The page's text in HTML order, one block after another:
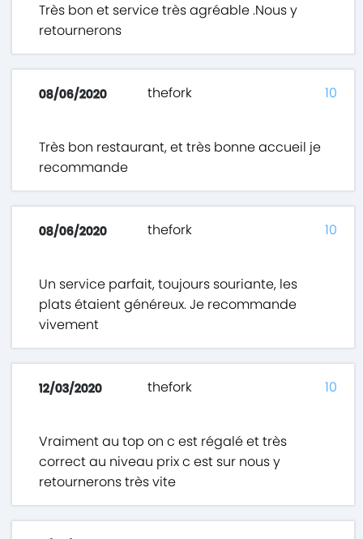
Très bon et service très agréable .Nous y
retournerons
08/06/2020 thefork
Très bon restaurant, et très bonne accueil je
recommande
10
08/06/2020 thefork
Un service parfait, toujours souriante, les
plats étaient généreux. Je recommande
vivement
10
12/03/2020 thefork
Vraiment au top on c est régalé et très
correct au niveau prix c est sur nous y
retournerons très vite
10